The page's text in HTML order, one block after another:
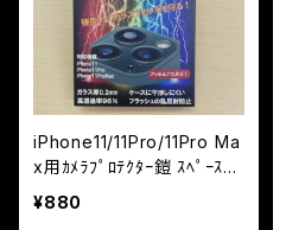
iPhone11/11Pro/11Pro Ma
x用ｶﾒﾗﾌﾟﾛﾃｸﾀｰ鎧 ｽﾍﾟｰｽｸﾞ
ﾚｲ
¥880